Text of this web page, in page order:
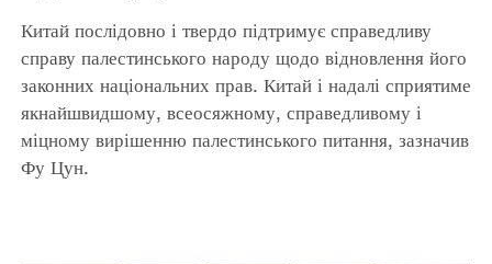
Китай послідовно і твердо підтримує справедливу
справу палестинського народу щодо відновлення його
законних національних прав. Китай і надалі сприятиме
якнайшвидшому, всеосяжному, справедливому і
міцному вирішенню палестинського питання, зазначив
Фу Цун.